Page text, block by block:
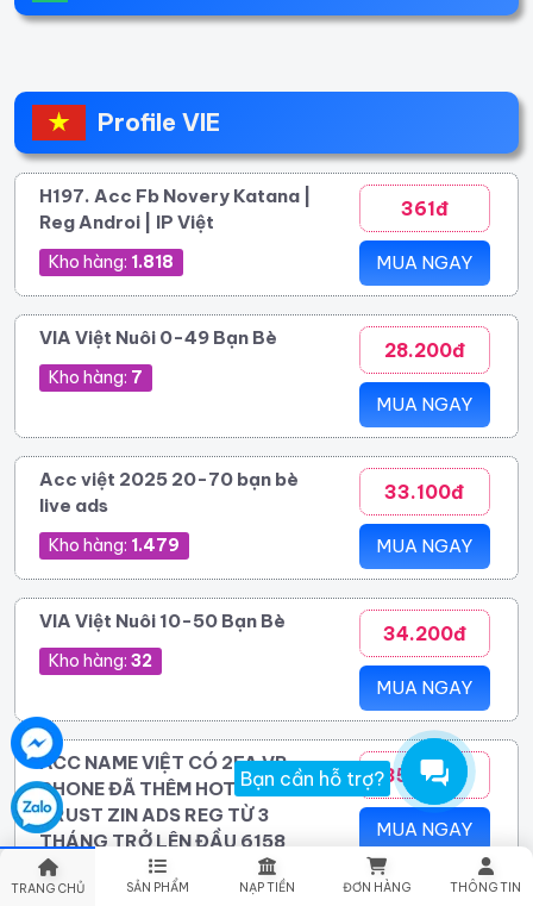
Bạn cần hỗ trợ?
TRANG CHỦ SẢN PHẨM NẠP TIỀN ĐƠN HÀNG THÔNG TIN
Profile VIE
H197. Acc Fb Novery Katana |
Reg Androi | IP Việt
Kho hàng: 1.818
361đ
MUA NGAY
VIA Việt Nuôi 0-49 Bạn Bè
Kho hàng: 7
28.200đ
MUA NGAY
Acc việt 2025 20-70 bạn bè
live ads
Kho hàng: 1.479
33.100đ
MUA NGAY
VIA Việt Nuôi 10-50 Bạn Bè
Kho hàng: 32
34.200đ
MUA NGAY
ACC NAME VIỆT CÓ 2FA VR
PHONE ĐÃ THÊM HOTMAIL
TRUST ZIN ADS REG TỪ 3
THÁNG TRỞ LÊN ĐẦU 6158
Kho hàng:88
35.000đ
MUA NGAY